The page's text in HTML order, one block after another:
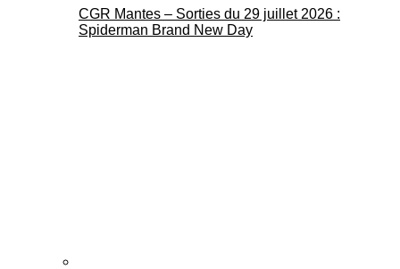
CGR Mantes – Sorties du 29 juillet 2026 :
Spiderman Brand New Day